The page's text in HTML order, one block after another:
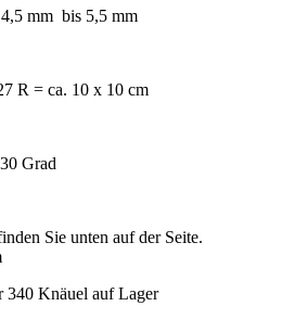
mm bis 5,5 mm
R = ca. 10 x 10 cm
Grad
Sie unten auf der Seite.
340 Knäuel auf Lager